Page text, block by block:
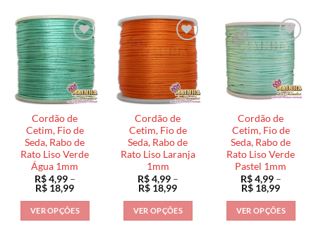
Cordão de
Cetim, Fio de
Seda, Rabo de
Rato Liso Verde
Água 1mm
R$4,99 –
R$ 18,99Faixa
preço:
R$ 4,99
através
VER OPÇÕES
Cordão de
Cetim, Fio de
Seda, Rabo de
Rato Liso Laranja
1mm
R$4,99 –
R$ 18,99Faixa
preço:
R$ 4,99
através
VER OPÇÕES
Cordão de
Cetim, Fio de
Seda, Rabo de
Rato Liso Verde
Pastel 1mm
R$4,99 –
R$ 18,99Faixa
preço:
R$ 4,99
através
VER OPÇÕES